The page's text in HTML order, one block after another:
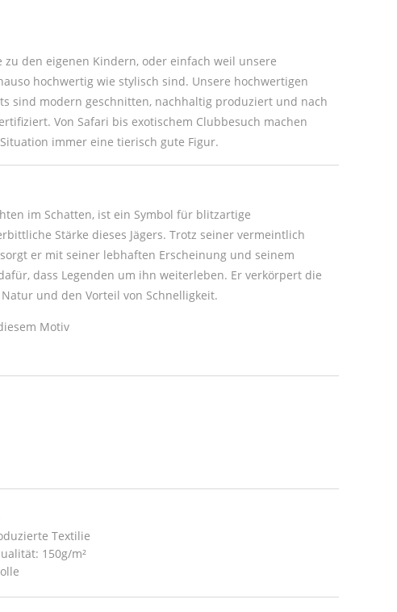
zu den eigenen Kindern, oder einfach weil unsere
hochwertig wie stylisch sind. Unsere hochwertigen
sind modern geschnitten, nachhaltig produziert und nach
Von Safari bis exotischem Clubbesuch machen
immer eine tierisch gute Figur.
im Schatten, ist ein Symbol für blitzartige
Stärke dieses Jägers. Trotz seiner vermeintlich
er mit seiner lebhaften Erscheinung und seinem
dass Legenden um ihn weiterleben. Er verkörpert die
und den Vorteil von Schnelligkeit.
Motiv
Textilie
150g/m²